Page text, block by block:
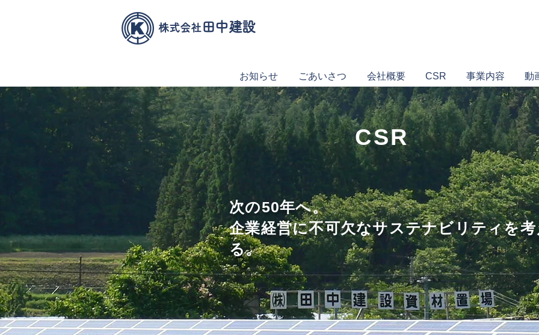
株式会社 田中建設
お知らせ ごあいさつ 会社概要 CSR 事業内容 動
CSR
次の50年へ。
企業経営に不可欠なサステナビリティを
る。